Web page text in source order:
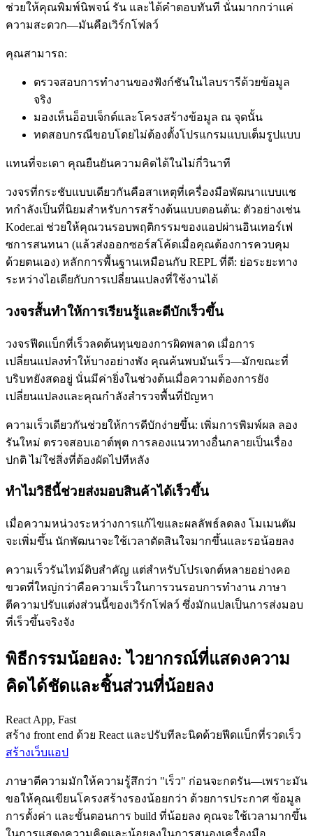
ช่วยให้คุณพิมพ์นิพจน์ รัน และได้คำตอบทันที นั่นมากกว่าแค่
ความสะดวก—มันคือเวิร์กโฟลว์
คุณสามารถ:
ตรวจสอบการทำงานของฟังก์ชันในไลบรารีด้วยข้อมูล
จริง
มองเห็นอ็อบเจ็กต์และโครงสร้างข้อมูล ณ จุดนั้น
ทดสอบกรณีขอบโดยไม่ต้องตั้งโปรแกรมแบบเต็มรูปแบบ
แทนที่จะเดา คุณยืนยันความคิดได้ในไม่กี่วินาที
วงจรที่กระชับแบบเดียวกันคือสาเหตุที่เครื่องมือพัฒนาแบบแช
ทกำลังเป็นที่นิยมสำหรับการสร้างต้นแบบตอนต้น: ตัวอย่างเช่น
Koder.ai ช่วยให้คุณวนรอบพฤติกรรมของแอปผ่านอินเทอร์เฟ
ซการสนทนา (แล้วส่งออกซอร์สโค้ดเมื่อคุณต้องการควบคุม
ด้วยตนเอง) หลักการพื้นฐานเหมือนกับ REPL ที่ดี: ย่อระยะทาง
ระหว่างไอเดียกับการเปลี่ยนแปลงที่ใช้งานได้
วงจรสั้นทำให้การเรียนรู้และดีบักเร็วขึ้น
วงจรฟีดแบ็กที่เร็วลดต้นทุนของการผิดพลาด เมื่อการ
เปลี่ยนแปลงทำให้บางอย่างพัง คุณค้นพบมันเร็ว—มักขณะที่
บริบทยังสดอยู่ นั่นมีค่ายิ่งในช่วงต้นเมื่อความต้องการยัง
เปลี่ยนแปลงและคุณกำลังสำรวจพื้นที่ปัญหา
ความเร็วเดียวกันช่วยให้การดีบักง่ายขึ้น: เพิ่มการพิมพ์ผล ลอง
รันใหม่ ตรวจสอบเอาต์พุต การลองแนวทางอื่นกลายเป็นเรื่อง
ปกติ ไม่ใช่สิ่งที่ต้องผัดไปทีหลัง
ทำไมวิธีนี้ช่วยส่งมอบสินค้าได้เร็วขึ้น
เมื่อความหน่วงระหว่างการแก้ไขและผลลัพธ์ลดลง โมเมนตัม
จะเพิ่มขึ้น นักพัฒนาจะใช้เวลาตัดสินใจมากขึ้นและรอน้อยลง
ความเร็วรันไทม์ดิบสำคัญ แต่สำหรับโปรเจกต์หลายอย่างคอ
ขวดที่ใหญ่กว่าคือความเร็วในการวนรอบการทำงาน ภาษา
ตีความปรับแต่งส่วนนี้ของเวิร์กโฟลว์ ซึ่งมักแปลเป็นการส่งมอบ
ที่เร็วขึ้นจริงจัง
พิธีกรรมน้อยลง: ไวยากรณ์ที่แสดงความ
คิดได้ชัดและชิ้นส่วนที่น้อยลง
React App, Fast
สร้าง front end ด้วย React และปรับทีละนิดด้วยฟีดแบ็กที่รวดเร็ว
สร้างเว็บแอป
ภาษาตีความมักให้ความรู้สึกว่า "เร็ว" ก่อนจะกดรัน—เพราะมัน
ขอให้คุณเขียนโครงสร้างรองน้อยกว่า ด้วยการประกาศ ข้อมูล
การตั้งค่า และขั้นตอนการ build ที่น้อยลง คุณจะใช้เวลามากขึ้น
ในการแสดงความคิดและน้อยลงในการสนองเครื่องมือ